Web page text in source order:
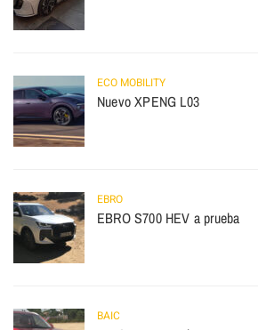
ECO MOBILITY
Nuevo XPENG L03
EBRO
EBRO S700 HEV a prueba
BAIC